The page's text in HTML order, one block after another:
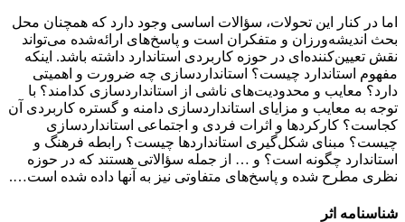
اما در کنار این تحولات، سؤالات اساسی وجود دارد که همچنان محل
بحث اندیشه‌ورزان و متفکران است و پاسخ‌های ارائه‌شده می‌تواند
نقش تعیین‌کننده‌ای در حوزه کاربردی استاندارد داشته باشد. اینکه
مفهوم استاندارد چیست؟ استانداردسازی چه ضرورت و اهمیتی
دارد؟ معایب و محدودیت‌های ناشی از استانداردسازی کدامند؟ با
توجه به معایب و مزایای استانداردسازی دامنه و گستره کاربردی آن
کجاست؟ کارکردها و اثرات فردی و اجتماعی استانداردسازی
چیست؟ مبنای شکل‌گیری استانداردها چیست؟ رابطه فرهنگ و
استاندارد چگونه است؟ و … از جمله سؤالاتی هستند که در حوزه
نظری مطرح شده و پاسخ‌های متفاوتی نیز به آنها داده شده است….
شناسنامه اثر